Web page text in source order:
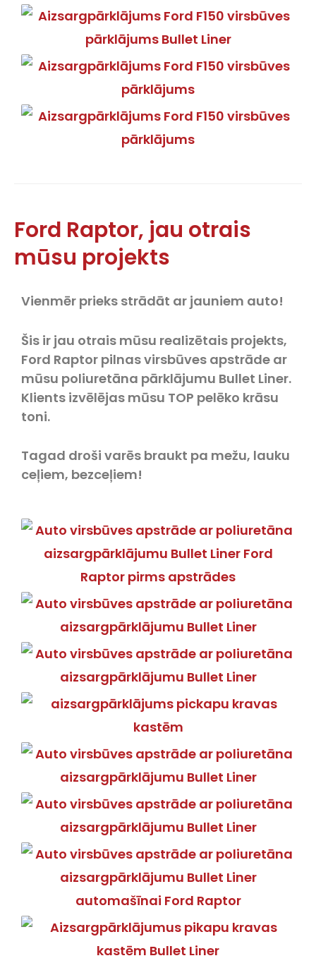
Ford Raptor, jau otrais
mūsu projekts
Vienmēr prieks strādāt ar jauniem auto!
Šis ir jau otrais mūsu realizētais projekts,
Ford Raptor pilnas virsbūves apstrāde ar
mūsu poliuretāna pārklājumu Bullet Liner.
Klients izvēlējas mūsu TOP pelēko krāsu
toni.
Tagad droši varēs braukt pa mežu, lauku
ceļiem, bezceļiem!